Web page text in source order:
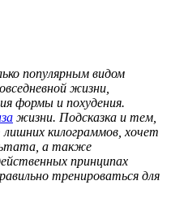
популярным видом
жизни,
формы и похудения.
жизни. Подсказка и тем,
килограммов, хочет
а также
принципах
тренироваться для